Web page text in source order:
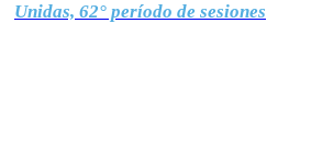
Unidas, 62° período de sesiones